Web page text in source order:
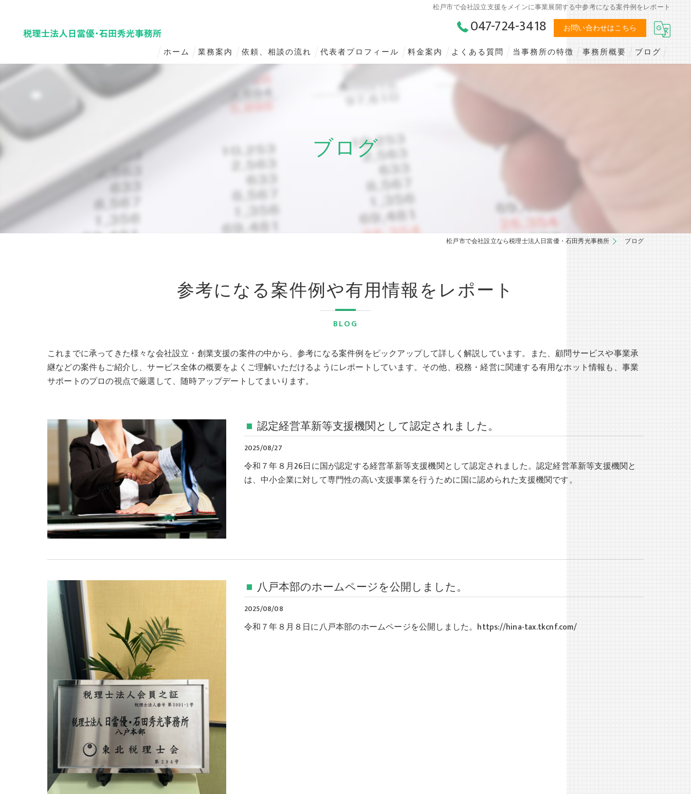
松戸市で会社設立支援をメインに事業展開する中参考になる案件例をレポート
047-724-3418 お問い合わせはこちら
ホーム 業務案内
法人・個人向けサービス
依頼、相談の流れ 代表者プロフィール 料金案内 よくある質問 当事務所の特徴
顧問サービス
事業承継
事務所概要 ブログ
ブログ
松戸市で会社設立なら税理士法人日當優・石田秀光事務所 ブログ
参考になる案件例や有用情報をレポート
BLOG
これまでに承ってきた様々な会社設立・創業支援の案件の中から、参考になる案件例をピックアップして詳しく解説しています。また、顧問サービスや事業承
継などの案件もご紹介し、サービス全体の概要をよくご理解いただけるようにレポートしています。その他、税務・経営に関連する有用なホット情報も、事業
サポートのプロの視点で厳選して、随時アップデートしてまいります。
認定経営革新等支援機関として認定されました。
2025/08/27
令和７年８月26日に国が認定する経営革新等支援機関として認定されました。認定経営革新等支援機関と
は、中小企業に対して専門性の高い支援事業を行うために国に認められた支援機関です。
八戸本部のホームページを公開しました。
2025/08/08
令和７年８月８日に八戸本部のホームページを公開しました。https://hina-tax.tkcnf.com/